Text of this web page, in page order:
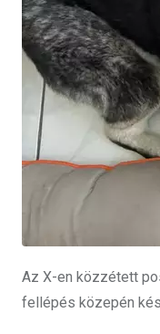
Az X-en közzétett
fellépés közepén